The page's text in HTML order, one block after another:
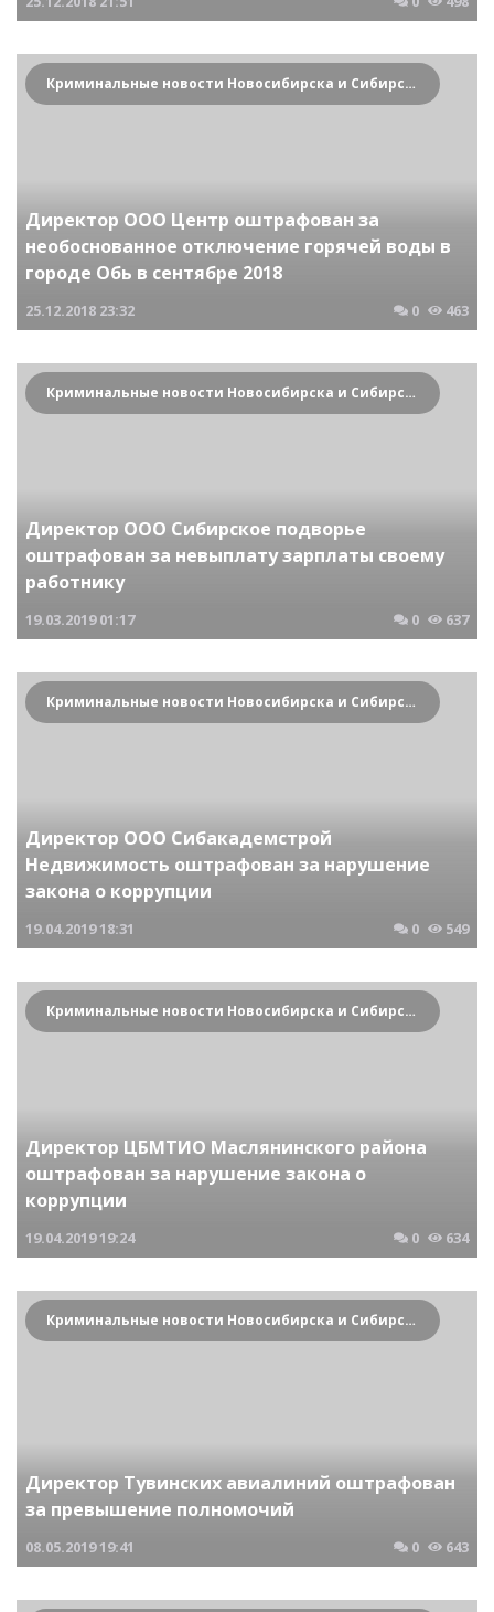
Криминальные новости Новосибирска и Сибирского региона
Директор ООО Центр оштрафован за
необоснованное отключение горячей воды в
городе Обь в сентябре 2018
25.12.2018 23:32 0 463
Криминальные новости Новосибирска и Сибирского региона
Директор ООО Сибирское подворье
оштрафован за невыплату зарплаты своему
работнику
19.03.2019 01:17 0 637
Криминальные новости Новосибирска и Сибирского региона
Директор ООО Сибакадемстрой
Недвижимость оштрафован за нарушение
закона о коррупции
19.04.201918:31 0 549
Криминальные новости Новосибирска и Сибирского региона
Директор ЦБМТИО Маслянинского района
оштрафован за нарушение закона о
коррупции
19.04.201919:24 0 634
Криминальные новости Новосибирска и Сибирского региона
Директор Тувинских авиалиний оштрафован
за превышение полномочий
08.05.201919:41 0 643